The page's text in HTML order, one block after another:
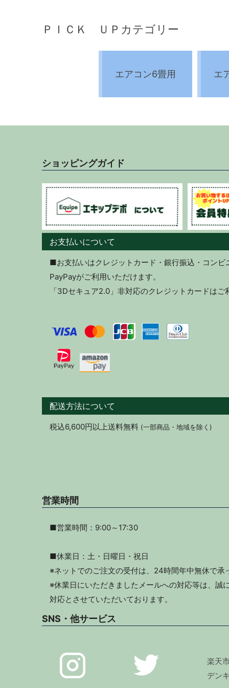
ＰＩＣＫ ＵＰカテゴリー
エアコン6畳用 エ
ショッピングガイド
お支払いについて
■お支払いはクレジットカード・銀行振込・コンビ
PayPayがご利用いただけます。
「3Dセキュア2.0」非対応のクレジットカードはご
配送方法について
税込6,600円以上送料無料 (一部商品・地域を除く)
営業時間
■営業時間：9:00～17:30
■休業日：土・日曜日・祝日
※ネットでのご注文の受付は、24時間年中無休で承
※休業日にいただきましたメールへの対応等は、誠
対応とさせていただいております。
SNS・他サービス
楽天
デン